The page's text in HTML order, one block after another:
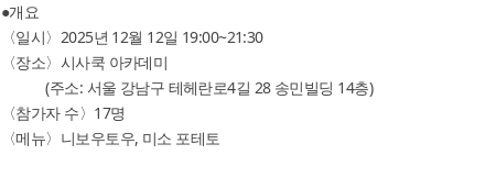
●개요
〈일시〉2025년 12월 12일 19:00~21:30
〈장소〉시사쿡 아카데미
(주소: 서울 강남구 테헤란로4길 28 송민빌딩 14층)
〈참가자 수〉17명
〈메뉴〉니보우토우, 미소 포테토